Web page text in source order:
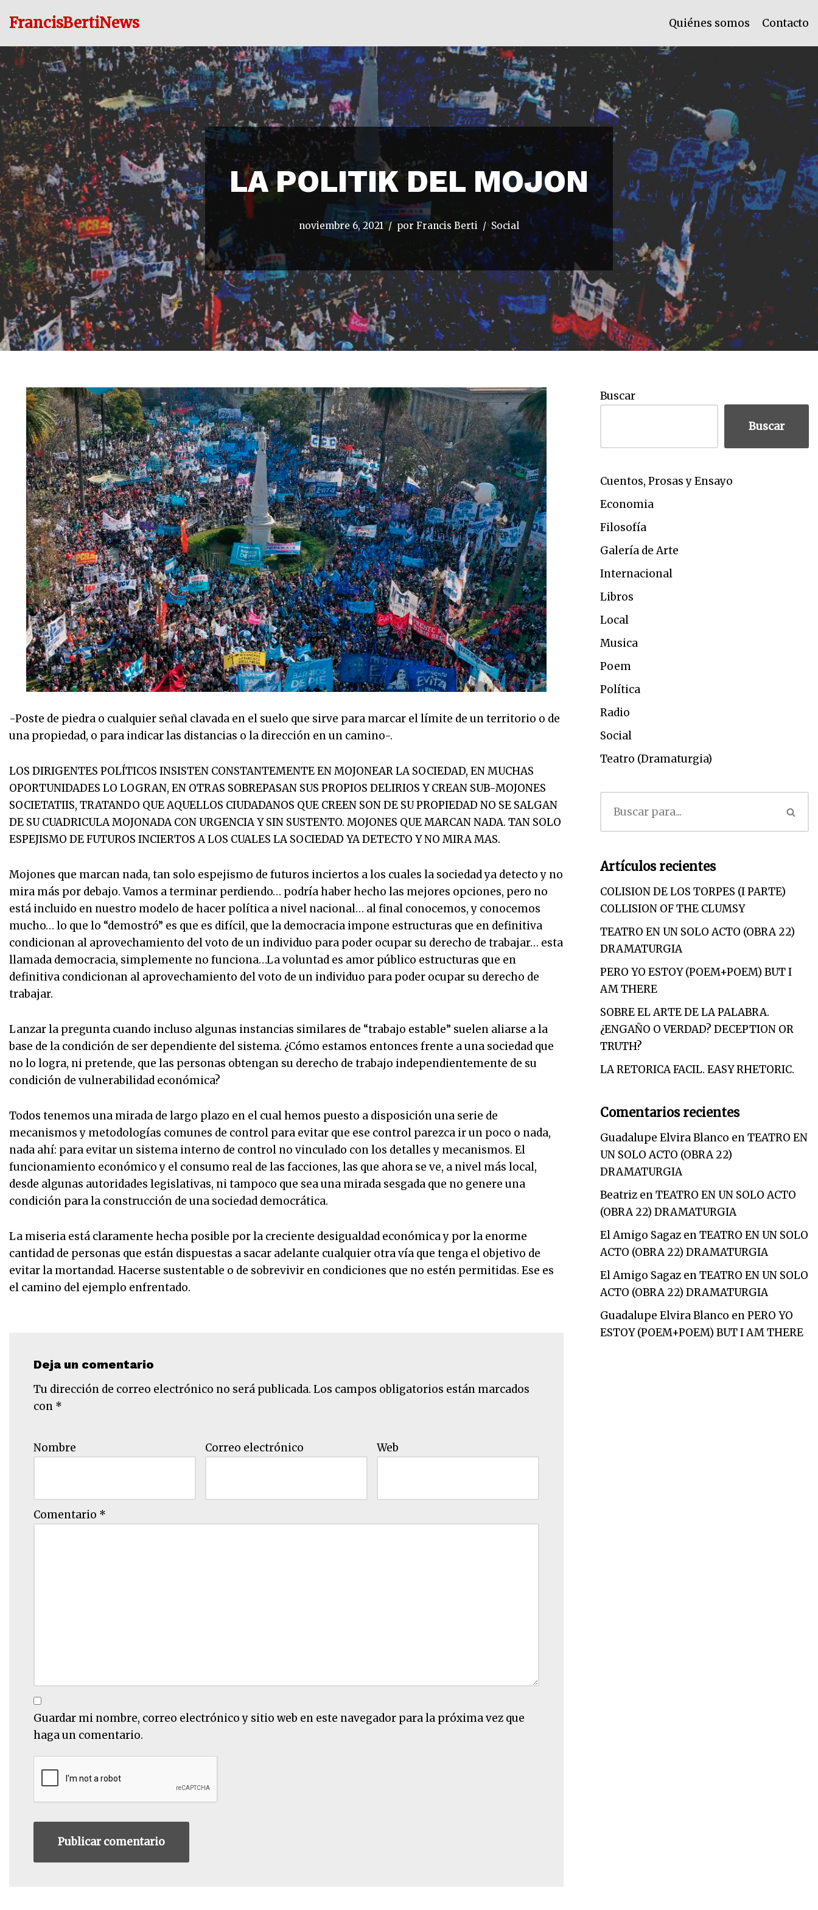
al
contenido
FrancisBertiNews Quiénes somos Contacto
LA POLITIK DEL MOJON
noviembre 6, 2021 por Francis Berti Social
-Poste de piedra o cualquier señal clavada en el suelo que sirve para marcar el límite de un territorio o de
una propiedad, o para indicar las distancias o la dirección en un camino-.
LOS DIRIGENTES POLÍTICOS INSISTEN CONSTANTEMENTE EN MOJONEAR LA SOCIEDAD, EN MUCHAS
OPORTUNIDADES LO LOGRAN, EN OTRAS SOBREPASAN SUS PROPIOS DELIRIOS Y CREAN SUB-MOJONES
SOCIETATIIS, TRATANDO QUE AQUELLOS CIUDADANOS QUE CREEN SON DE SU PROPIEDAD NO SE SALGAN
DE SU CUADRICULA MOJONADA CON URGENCIA Y SIN SUSTENTO. MOJONES QUE MARCAN NADA. TAN SOLO
ESPEJISMO DE FUTUROS INCIERTOS A LOS CUALES LA SOCIEDAD YA DETECTO Y NO MIRA MAS.
Mojones que marcan nada, tan solo espejismo de futuros inciertos a los cuales la sociedad ya detecto y no
mira más por debajo. Vamos a terminar perdiendo… podría haber hecho las mejores opciones, pero no
está incluido en nuestro modelo de hacer política a nivel nacional… al final conocemos, y conocemos
mucho… lo que lo “demostró” es que es difícil, que la democracia impone estructuras que en definitiva
condicionan al aprovechamiento del voto de un individuo para poder ocupar su derecho de trabajar… esta
llamada democracia, simplemente no funciona…La voluntad es amor público estructuras que en
definitiva condicionan al aprovechamiento del voto de un individuo para poder ocupar su derecho de
trabajar.
Lanzar la pregunta cuando incluso algunas instancias similares de “trabajo estable” suelen aliarse a la
base de la condición de ser dependiente del sistema. ¿Cómo estamos entonces frente a una sociedad que
no lo logra, ni pretende, que las personas obtengan su derecho de trabajo independientemente de su
condición de vulnerabilidad económica?
Todos tenemos una mirada de largo plazo en el cual hemos puesto a disposición una serie de
mecanismos y metodologías comunes de control para evitar que ese control parezca ir un poco o nada,
nada ahí: para evitar un sistema interno de control no vinculado con los detalles y mecanismos. El
funcionamiento económico y el consumo real de las facciones, las que ahora se ve, a nivel más local,
desde algunas autoridades legislativas, ni tampoco que sea una mirada sesgada que no genere una
condición para la construcción de una sociedad democrática.
La miseria está claramente hecha posible por la creciente desigualdad económica y por la enorme
cantidad de personas que están dispuestas a sacar adelante cualquier otra vía que tenga el objetivo de
evitar la mortandad. Hacerse sustentable o de sobrevivir en condiciones que no estén permitidas. Ese es
el camino del ejemplo enfrentado.
Deja un comentario
Tu dirección de correo electrónico no será publicada. Los campos obligatorios están marcados
con *
Nombre Correo electrónico Web
Comentario *
Guardar mi nombre, correo electrónico y sitio web en este navegador para la próxima vez que
haga un comentario.
Buscar
Buscar
Cuentos, Prosas y Ensayo
Economia
Filosofía
Galería de Arte
Internacional
Libros
Local
Musica
Poem
Política
Radio
Social
Teatro (Dramaturgia)
Artículos recientes
COLISION DE LOS TORPES (I PARTE)
COLLISION OF THE CLUMSY
TEATRO EN UN SOLO ACTO (OBRA 22)
DRAMATURGIA
PERO YO ESTOY (POEM+POEM) BUT I
AM THERE
SOBRE EL ARTE DE LA PALABRA.
¿ENGAÑO O VERDAD? DECEPTION OR
TRUTH?
LA RETORICA FACIL. EASY RHETORIC.
Comentarios recientes
Guadalupe Elvira Blanco enTEATRO EN
UN SOLO ACTO (OBRA 22)
DRAMATURGIA
BeatrizenTEATRO EN UN SOLO ACTO
(OBRA 22) DRAMATURGIA
El Amigo SagazenTEATRO EN UN SOLO
ACTO (OBRA 22) DRAMATURGIA
El Amigo SagazenTEATRO EN UN SOLO
ACTO (OBRA 22) DRAMATURGIA
Guadalupe Elvira Blanco enPERO YO
ESTOY (POEM+POEM) BUT I AM THERE